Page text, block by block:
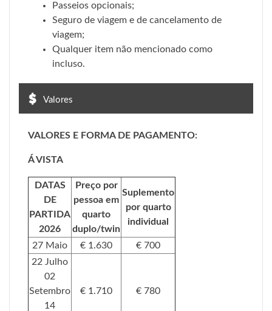
Passeios opcionais;
Seguro de viagem e de cancelamento de
viagem;
Qualquer item não mencionado como
incluso.
Valores
VALORES E FORMA DE PAGAMENTO:
Á VISTA
DATAS
DE
PARTIDA
2026
Preço por
pessoa em
quarto
duplo/twin
Suplemento
por quarto
individual
27 Maio € 1.630
€ 700
22 Julho
02
Setembro
14
€ 1.710 € 780